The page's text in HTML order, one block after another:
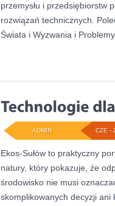
przemysłu i przedsiębiorstw
rozwiązań technicznych.
Świata i Wyzwania i Problemy
CZE -
ADMIN
Ekos-Sułów to praktyczny
natury, który pokazuje, że
środowisko nie musi
skomplikowanych decyzji ani